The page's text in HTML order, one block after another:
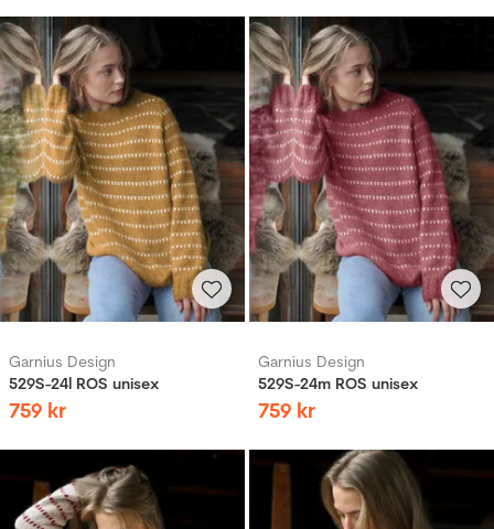
Garnius Design
529S-24l ROS unisex
759 kr
Garnius Design
529S-24m ROS unisex
759 kr